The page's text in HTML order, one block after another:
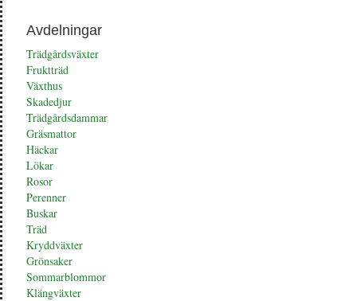
Avdelningar
Trädgårdsväxter
Fruktträd
Växthus
Skadedjur
Trädgårdsdammar
Gräsmattor
Häckar
Lökar
Rosor
Perenner
Buskar
Träd
Kryddväxter
Grönsaker
Sommarblommor
Klängväxter